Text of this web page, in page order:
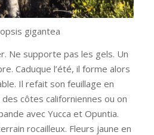
gigantea
Ne supporte pas les gels. Un
Caduque l’été, il forme alors
Il refait son feuillage en
côtes californiennes ou on
avec Yucca et Opuntia.
rocailleux. Fleurs jaune en